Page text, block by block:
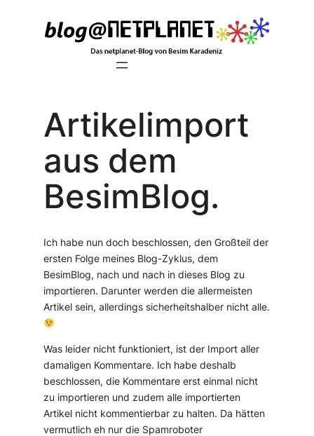
Artikelimport
aus dem
BesimBlog.
Ich habe nun doch beschlossen, den Großteil der
ersten Folge meines Blog-Zyklus, dem
BesimBlog, nach und nach in dieses Blog zu
importieren. Darunter werden die allermeisten
Artikel sein, allerdings sicherheitshalber nicht alle.
Was leider nicht funktioniert, ist der Import aller
damaligen Kommentare. Ich habe deshalb
beschlossen, die Kommentare erst einmal nicht
zu importieren und zudem alle importierten
Artikel nicht kommentierbar zu halten. Da hätten
vermutlich eh nur die Spamroboter